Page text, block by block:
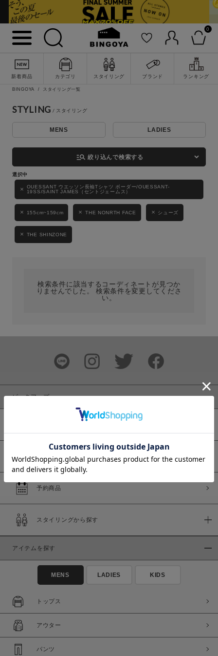
0
新着商品 カテゴリ スタイリング ブランド ランキング
詳細検索
キーワード
性別
価格
商品タイプ
通常商品
在庫
在庫あり 在庫なし含む
BINGOYA スタイリング一覧
STYLING
MENS LADIES
manage_search 絞り込んで検索する
OUESSANT ウエッソン長袖Tシャツ ボーダー/OUESSANT-
19SS/SAINT JAMES（セントジェームス）
155cm~159cm THE NONRTH FACE シューズ
THE SHINZONE
検索条件に該当するコーディネートが見つか
りませんでした。 検索条件を変更してくださ
い。
ピックアップ
WEB限定商品
予約商品
スタイリングから探す
アイテムを探す
MENS LADIES KIDS
トップス
アウター
パンツ